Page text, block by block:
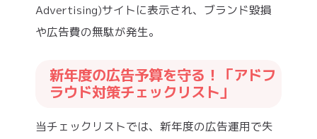
Advertising)サイトに表示され、ブランド毀損
や広告費の無駄が発生。
新年度の広告予算を守る！「アドフ
ラウド対策チェックリスト」
当チェックリストでは、新年度の広告運用で失